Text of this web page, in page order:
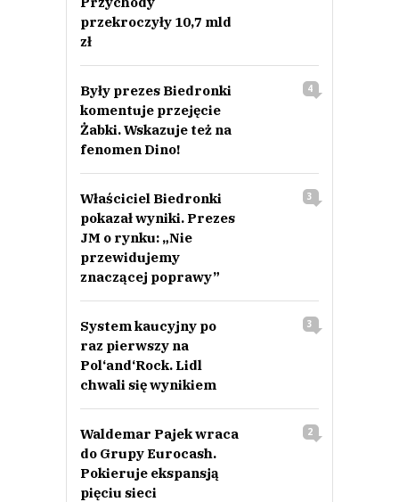
przekroczyły 10,7 mld
zł
Były prezes Biedronki
komentuje przejęcie
Żabki. Wskazuje też na
fenomen Dino!
4
Właściciel Biedronki
pokazał wyniki. Prezes
JM o rynku: „Nie
przewidujemy
znaczącej poprawy”
3
System kaucyjny po
raz pierwszy na
Pol‘and‘Rock. Lidl
chwali się wynikiem
3
Waldemar Pajek wraca
do Grupy Eurocash.
Pokieruje ekspansją
pięciu sieci
2